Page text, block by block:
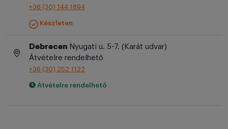
+36 (30) 144 1894
Készleten
Debrecen Nyugati u. 5-7. (Karát udvar)
Átvételre rendelhető
+36 (30) 252 1122
Átvételre rendelhető